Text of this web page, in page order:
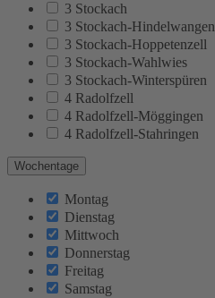
3 Stockach
3 Stockach-Hindelwangen
3 Stockach-Hoppetenzell
3 Stockach-Wahlwies
3 Stockach-Winterspüren
4 Radolfzell
4 Radolfzell-Möggingen
4 Radolfzell-Stahringen
Wochentage
Montag
Dienstag
Mittwoch
Donnerstag
Freitag
Samstag